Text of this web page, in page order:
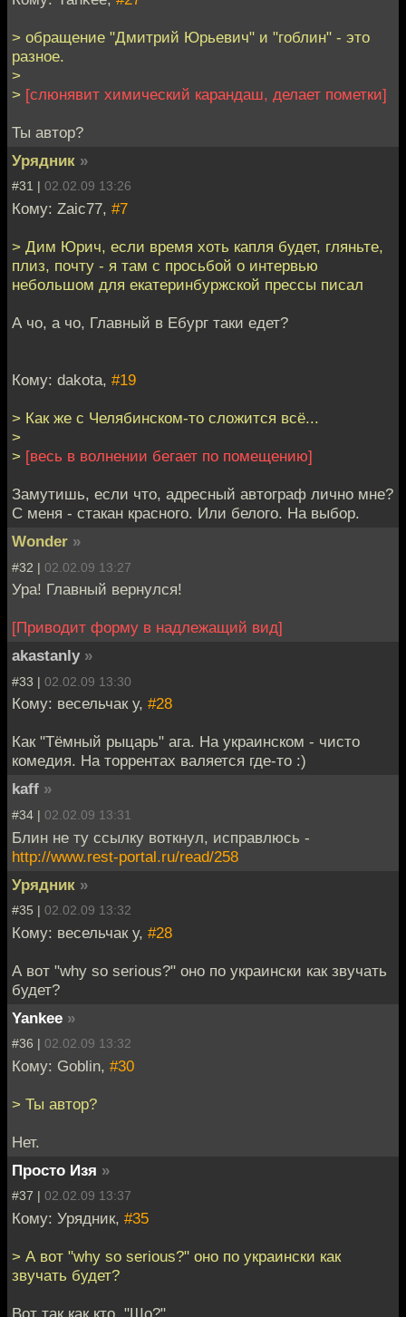
> обращение "Дмитрий Юрьевич" и "гоблин" - это
разное.
>
> [слюнявит химический карандаш, делает пометки]
Ты автор?
Урядник »
#31 | 02.02.09 13:26
Кому: Zaic77, #7
> Дим Юрич, если время хоть капля будет, гляньте,
плиз, почту - я там с просьбой о интервью
небольшом для екатеринбуржской прессы писал
А чо, а чо, Главный в Ебург таки едет?
Кому: dakota, #19
> Как же с Челябинском-то сложится всё...
>
> [весь в волнении бегает по помещению]
Замутишь, если что, адресный автограф лично мне?
С меня - стакан красного. Или белого. На выбор.
Wonder »
#32 | 02.02.09 13:27
Ура! Главный вернулся!
[Приводит форму в надлежащий вид]
akastanly »
#33 | 02.02.09 13:30
Кому: весельчак у, #28
Как "Тёмный рыцарь" ага. На украинском - чисто
комедия. На торрентах валяется где-то :)
kaff »
#34 | 02.02.09 13:31
Блин не ту ссылку воткнул, исправлюсь -
http://www.rest-portal.ru/read/258
Урядник »
#35 | 02.02.09 13:32
Кому: весельчак у, #28
А вот "why so serious?" оно по украински как звучать
будет?
Yankee »
#36 | 02.02.09 13:32
Кому: Goblin, #30
> Ты автор?
Нет.
Просто Изя »
#37 | 02.02.09 13:37
Кому: Урядник, #35
> А вот "why so serious?" оно по украински как
звучать будет?
Вот так как кто. "Шо?"